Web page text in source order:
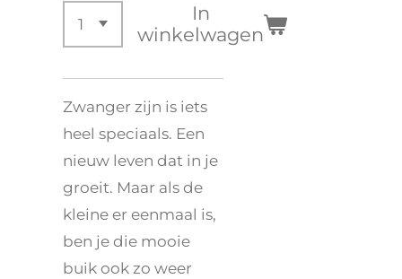
In
winkelwagen
Zwanger zijn is iets
heel speciaals. Een
nieuw leven dat in je
groeit. Maar als de
kleine er eenmaal is,
ben je die mooie
buik ook zo weer